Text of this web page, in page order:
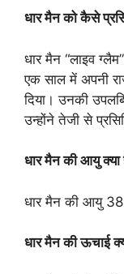
धार मैन को कैसे
धार मैन “लाइव
एक साल में अपनी
दिया। उनकी
उन्होंने तेजी से
धार मैन की आयु क्या
धार मैन की आयु 38
धार मैन की ऊचाई